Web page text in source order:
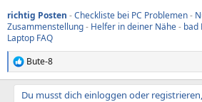
richtig Posten -Checkliste bei PC Problemen-
Zusammenstellung- Helfer in deiner Nähe- bad
Laptop FAQ
R
e
a
Bute-8
Du musst dich einloggen oder